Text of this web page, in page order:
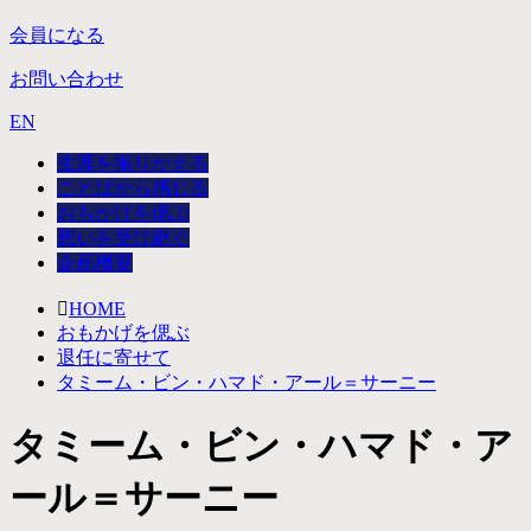
会員になる
お問い合わせ
EN
生涯を振りかえる
ことばから感じる
おもかげを偲ぶ
想いを受け継ぐ
企画概要
HOME
おもかげを偲ぶ
退任に寄せて
タミーム・ビン・ハマド・アール＝サーニー
タミーム・ビン・ハマド・ア
ール＝サーニー